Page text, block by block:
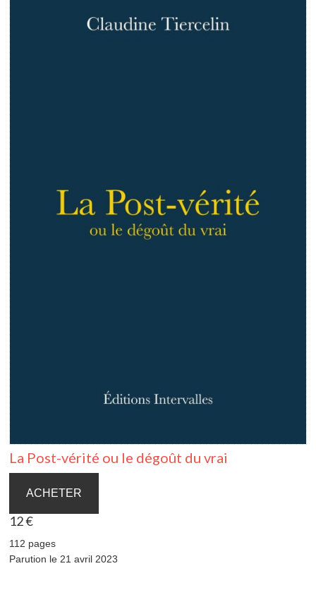
La Post-vérité ou le dégoût du vrai
ACHETER
12 €
112 pages
Parution le 21 avril 2023